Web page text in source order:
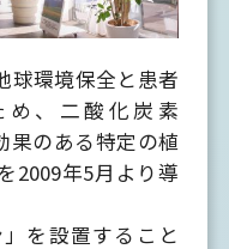
球環境保全と患者
め、二酸化炭素
果のある特定の植
2009年5月より導
を設置すること